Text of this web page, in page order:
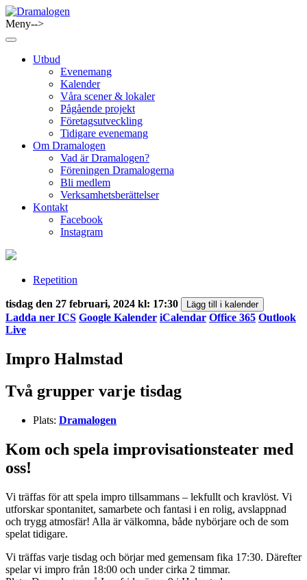
Skip
to
content
Meny-->
Utbud
Evenemang
Kalender
Våra scener & lokaler
Pågående projekt
Företagsutveckling
Tidigare evenemang
Om Dramalogen
Vad är Dramalogen?
Föreningen Dramalogerna
Bli medlem
Verksamhetsberättelser
Kontakt
Facebook
Instagram
Repetition
tisdag den 27 februari, 2024 kl: 17:30 Lägg till i kalender
Ladda ner ICS Google Kalender iCalendar Office 365 Outlook
Live
Impro Halmstad
Två grupper varje tisdag
Plats: Dramalogen
Kom och spela improvisationsteater med
oss!
Vi träffas för att spela impro tillsammans – lekfullt och kravlöst. Vi
utforskar spontanitet, samarbete och fantasi i en rolig, avslappnad
och trygg atmosfär! Alla är välkomna, både nybörjare och de som
spelat tidigare.
Vi träffas varje tisdag och börjar med gemensam fika 17:30. Därefter
spelar vi impro från 18:00 och under cirka 2 timmar.